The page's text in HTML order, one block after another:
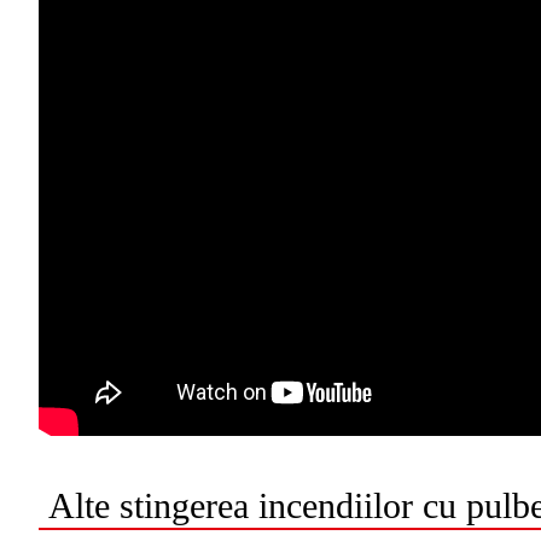
Alte stingerea incendiilor cu